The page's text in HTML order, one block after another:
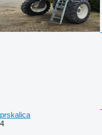
prskalica
4